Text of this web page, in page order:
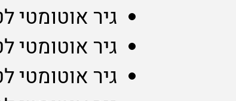
גיר אוטומטי
גיר אוטומטי
גיר אוטומטי